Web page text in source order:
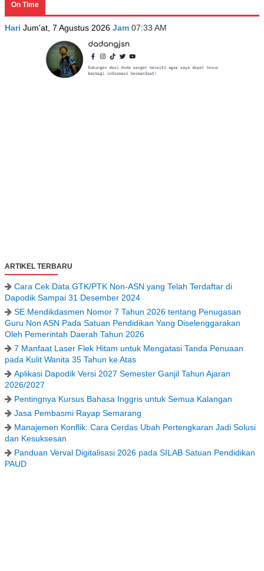
On Time
Hari Jum'at, 7 Agustus 2026 Jam 07:33 AM
ARTIKEL TERBARU
Cara Cek Data GTK/PTK Non-ASN yang Telah Terdaftar di
Dapodik Sampai 31 Desember 2024
SE Mendikdasmen Nomor 7 Tahun 2026 tentang Penugasan
Guru Non ASN Pada Satuan Pendidikan Yang Diselenggarakan
Oleh Pemerintah Daerah Tahun 2026
7 Manfaat Laser Flek Hitam untuk Mengatasi Tanda Penuaan
pada Kulit Wanita 35 Tahun ke Atas
Aplikasi Dapodik Versi 2027 Semester Ganjil Tahun Ajaran
2026/2027
Pentingnya Kursus Bahasa Inggris untuk Semua Kalangan
Jasa Pembasmi Rayap Semarang
Manajemen Konflik: Cara Cerdas Ubah Pertengkaran Jadi Solusi
dan Kesuksesan
Panduan Verval Digitalisasi 2026 pada SILAB Satuan Pendidikan
PAUD